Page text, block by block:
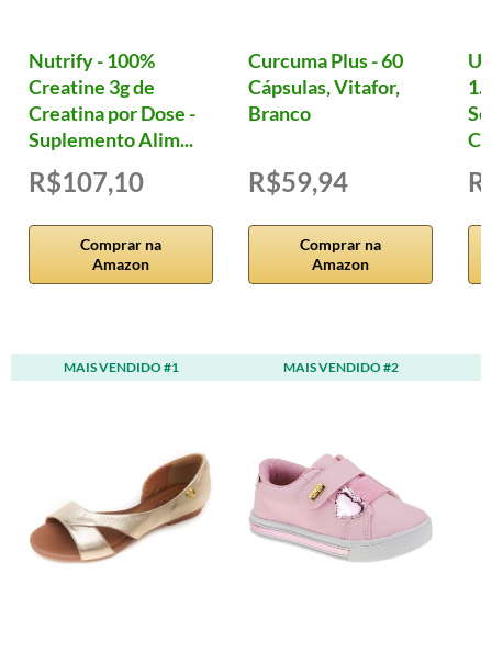
Nutrify - 100%
Creatine 3g de
Creatina por Dose -
Suplemento Alim...
R$107,10
Comprar na
Amazon
Curcuma Plus - 60
Cápsulas, Vitafor,
Branco
R$59,94
Comprar na
Amazon
MAIS VENDIDO #1 MAIS VENDIDO #2